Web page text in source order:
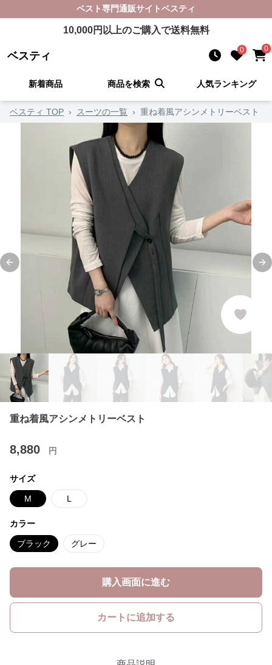
ベスト専門通販サイトベスティ
10,000円以上のご購入で送料無料
ベスティ 0 0
新着商品 商品を検索 人気ランキング
ベスティ TOP › スーツの一覧 › 重ね着風アシンメトリーベスト
Previous slide
重ね着風アシンメトリーベスト
8,880 円
サイズ
M L
カラー
ブラック グレー
購入画面に進む
カートに追加する